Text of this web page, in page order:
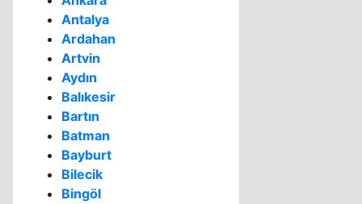
Antalya
Ardahan
Artvin
Aydın
Balıkesir
Bartın
Batman
Bayburt
Bilecik
Bingöl